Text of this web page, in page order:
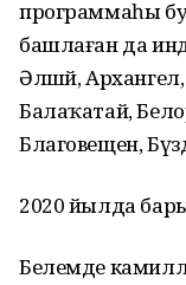
программаһы
башлаған да
Әлшәй,
Балаҡатай,
Благовещен,
2020 йылда
Белемде